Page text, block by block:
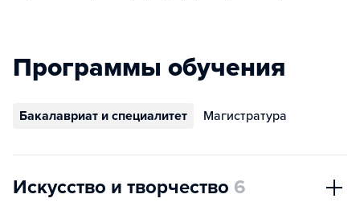
Программы обучения
Бакалавриат и специалитет Магистратура
Искусство и творчество 6